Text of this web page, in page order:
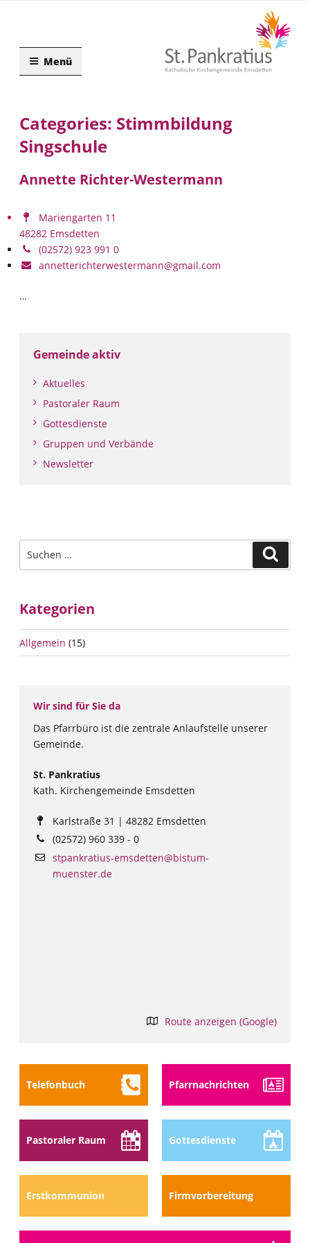
Menü
Categories: Stimmbildung
Singschule
Annette Richter-Westermann
Mariengarten 11
48282 Emsdetten
(02572) 923 991 0
annetterichterwestermann@gmail.com
…
Gemeinde aktiv
Aktuelles
Pastoraler Raum
Gottesdienste
Gruppen und Verbände
Newsletter
nach:
Kategorien
Allgemein (15)
Wir sind für Sie da
Das Pfarrbüro ist die zentrale Anlaufstelle unserer
Gemeinde.
St. Pankratius
Kath. Kirchengemeinde Emsdetten
Karlstraße 31 | 48282 Emsdetten
(02572) 960 339 - 0
stpankratius-emsdetten@bistum-
muenster.de
Route anzeigen (Google)
Telefon­buch Pfarr­nach­richten
Pastoraler Raum Gottes­dienste
Erstkommunion Firmvorbereitung